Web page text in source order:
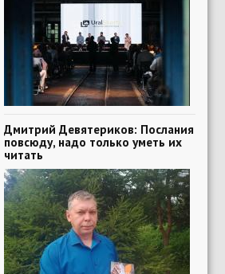
Дмитрий Девятериков: Послания
повсюду, надо только уметь их
читать